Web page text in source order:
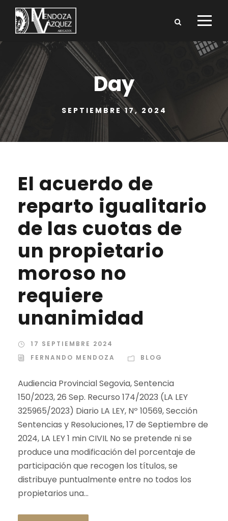
Day
SEPTIEMBRE 17, 2024
El acuerdo de
reparto igualitario
de las cuotas de
un propietario
moroso no
requiere
unanimidad
17 SEPTIEMBRE 2024
FERNANDO MENDOZA
BLOG
Audiencia Provincial Segovia, Sentencia
150/2023, 26 Sep. Recurso 174/2023 (LA LEY
325965/2023) Diario LA LEY, Nº 10569, Sección
Sentencias y Resoluciones, 17 de Septiembre de
2024, LA LEY 1 min CIVIL No se pretende ni se
produce una modificación del porcentaje de
participación que recogen los títulos, se
distribuye puntualmente entre no todos los
propietarios una...